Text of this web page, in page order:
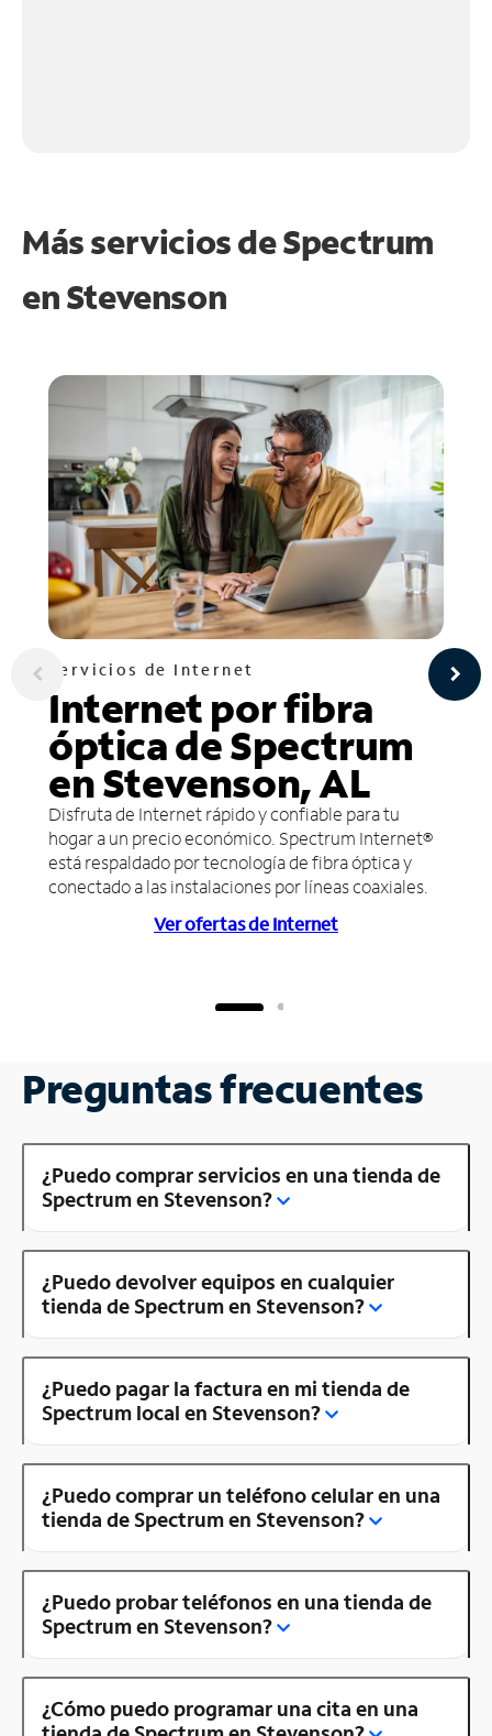
Más servicios de Spectrum
enStevenson
Servicios de Internet
Internet por fibra
óptica de Spectrum
en Stevenson, AL
Disfruta de Internet rápido y confiable para tu
hogar a un precio económico. Spectrum Internet®
está respaldado por tecnología de fibra óptica y
conectado a las instalaciones por líneas coaxiales.
Ver ofertas de Internet
Preguntas frecuentes
¿Puedo comprar servicios en una tienda de
Spectrum en Stevenson?
¿Puedo devolver equipos en cualquier
tienda de Spectrum en Stevenson?
¿Puedo pagar la factura en mi tienda de
Spectrum local en Stevenson?
¿Puedo comprar un teléfono celular en una
tienda de Spectrum en Stevenson?
¿Puedo probar teléfonos en una tienda de
Spectrum en Stevenson?
¿Cómo puedo programar una cita en una